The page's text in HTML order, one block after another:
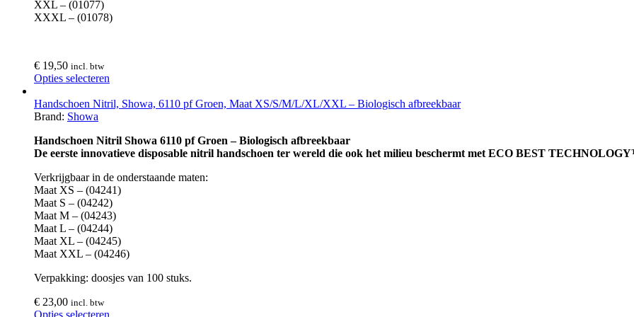
XXL – (01077)
XXXL – (01078)
€ 19,50 incl. btw
Opties selecteren
Handschoen Nitril, Showa, 6110 pf Groen, Maat XS/S/M/L/XL/XXL – Biologisch afbreekbaar
Brand: Showa
Handschoen Nitril Showa 6110 pf Groen – Biologisch afbreekbaar
De eerste innovatieve disposable nitril handschoen ter wereld die ook het milieu beschermt met ECO BEST
Verkrijgbaar in de onderstaande maten:
Maat XS – (04241)
Maat S – (04242)
Maat M – (04243)
Maat L – (04244)
Maat XL – (04245)
Maat XXL – (04246)
Verpakking: doosjes van 100 stuks.
€ 23,00 incl. btw
Opties selecteren